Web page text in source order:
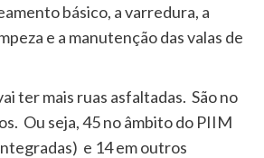
básico, a varredura, a
e a manutenção das valas de
ter mais ruas asfaltadas. São no
Ou seja, 45 no âmbito do PIIM
e 14 em outros